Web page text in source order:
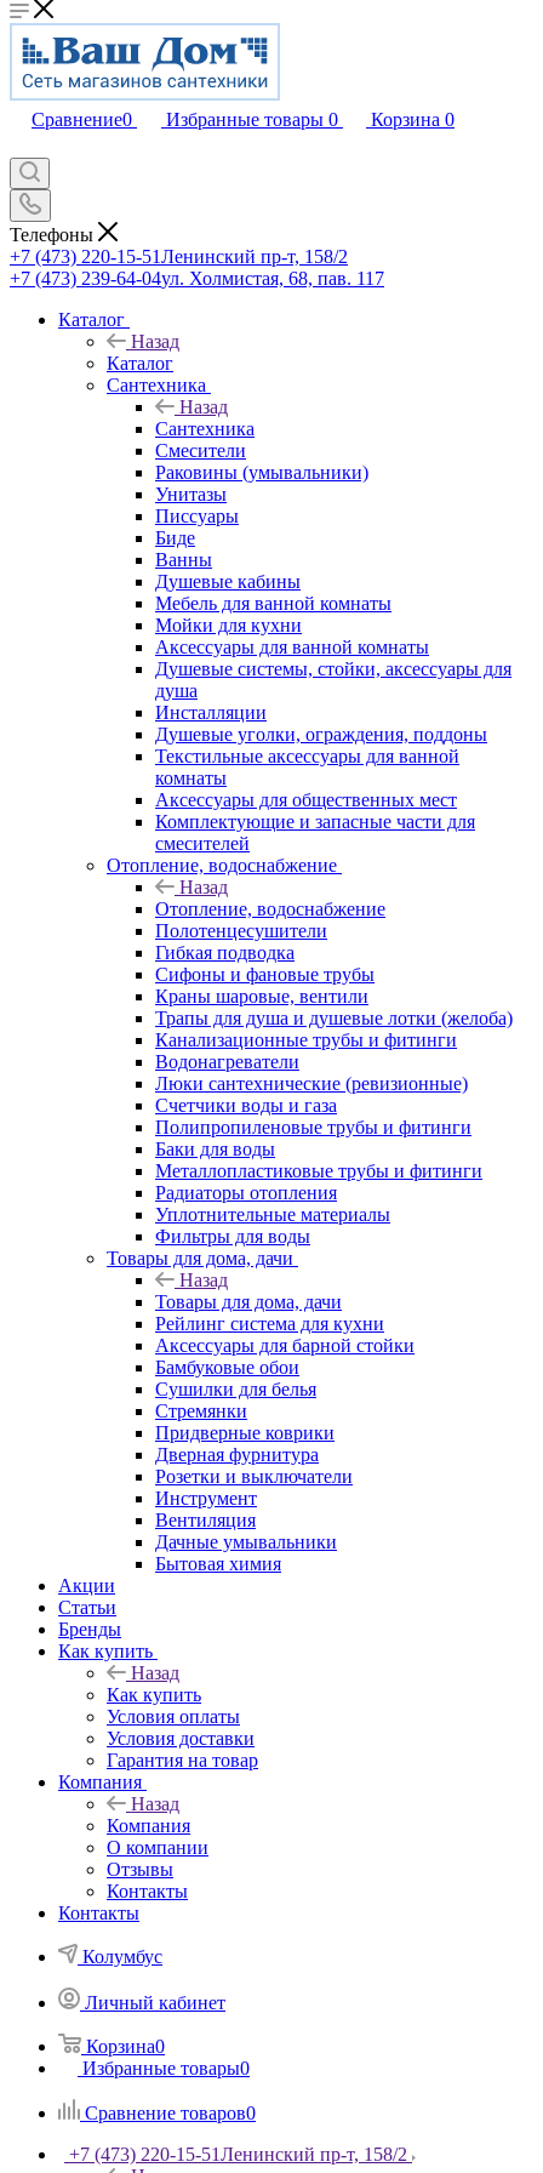
Сравнение0 Избранные товары 0 Корзина 0
Телефоны
+7 (473) 220-15-51Ленинский пр-т, 158/2
+7 (473) 239-64-04ул. Холмистая, 68, пав. 117
Каталог
Назад
Каталог
Сантехника
Назад
Сантехника
Смесители
Раковины (умывальники)
Унитазы
Писсуары
Биде
Ванны
Душевые кабины
Мебель для ванной комнаты
Мойки для кухни
Аксессуары для ванной комнаты
Душевые системы, стойки, аксессуары для
душа
Инсталляции
Душевые уголки, ограждения, поддоны
Текстильные аксессуары для ванной
комнаты
Аксессуары для общественных мест
Комплектующие и запасные части для
смесителей
Отопление, водоснабжение
Назад
Отопление, водоснабжение
Полотенцесушители
Гибкая подводка
Сифоны и фановые трубы
Краны шаровые, вентили
Трапы для душа и душевые лотки (желоба)
Канализационные трубы и фитинги
Водонагреватели
Люки сантехнические (ревизионные)
Счетчики воды и газа
Полипропиленовые трубы и фитинги
Баки для воды
Металлопластиковые трубы и фитинги
Радиаторы отопления
Уплотнительные материалы
Фильтры для воды
Товары для дома, дачи
Назад
Товары для дома, дачи
Рейлинг система для кухни
Аксессуары для барной стойки
Бамбуковые обои
Сушилки для белья
Стремянки
Придверные коврики
Дверная фурнитура
Розетки и выключатели
Инструмент
Вентиляция
Дачные умывальники
Бытовая химия
Акции
Статьи
Бренды
Как купить
Назад
Как купить
Условия оплаты
Условия доставки
Гарантия на товар
Компания
Назад
Компания
О компании
Отзывы
Контакты
Контакты
Колумбус
Личный кабинет
Корзина0
Избранные товары0
Сравнение товаров0
+7 (473) 220-15-51Ленинский пр-т, 158/2